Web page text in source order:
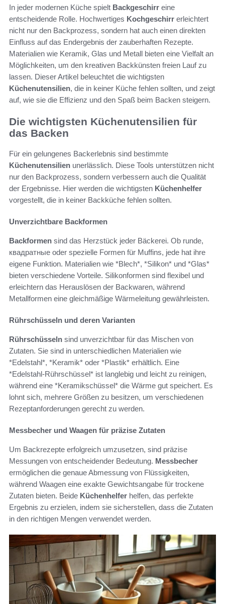
In jeder modernen Küche spielt Backgeschirr eine
entscheidende Rolle. Hochwertiges Kochgeschirr erleichtert
nicht nur den Backprozess, sondern hat auch einen direkten
Einfluss auf das Endergebnis der zauberhaften Rezepte.
Materialien wie Keramik, Glas und Metall bieten eine Vielfalt an
Möglichkeiten, um den kreativen Backkünsten freien Lauf zu
lassen. Dieser Artikel beleuchtet die wichtigsten
Küchenutensilien, die in keiner Küche fehlen sollten, und zeigt
auf, wie sie die Effizienz und den Spaß beim Backen steigern.
Die wichtigsten Küchenutensilien für
das Backen
Für ein gelungenes Backerlebnis sind bestimmte
Küchenutensilien unerlässlich. Diese Tools unterstützen nicht
nur den Backprozess, sondern verbessern auch die Qualität
der Ergebnisse. Hier werden die wichtigsten Küchenhelfer
vorgestellt, die in keiner Backküche fehlen sollten.
Unverzichtbare Backformen
Backformen sind das Herzstück jeder Bäckerei. Ob runde,
квадратные oder spezielle Formen für Muffins, jede hat ihre
eigene Funktion. Materialien wie *Blech*, *Silikon* und *Glas*
bieten verschiedene Vorteile. Silikonformen sind flexibel und
erleichtern das Herauslösen der Backwaren, während
Metallformen eine gleichmäßige Wärmeleitung gewährleisten.
Rührschüsseln und deren Varianten
Rührschüsseln sind unverzichtbar für das Mischen von
Zutaten. Sie sind in unterschiedlichen Materialien wie
*Edelstahl*, *Keramik* oder *Plastik* erhältlich. Eine
*Edelstahl-Rührschüssel* ist langlebig und leicht zu reinigen,
während eine *Keramikschüssel* die Wärme gut speichert. Es
lohnt sich, mehrere Größen zu besitzen, um verschiedenen
Rezeptanforderungen gerecht zu werden.
Messbecher und Waagen für präzise Zutaten
Um Backrezepte erfolgreich umzusetzen, sind präzise
Messungen von entscheidender Bedeutung. Messbecher
ermöglichen die genaue Abmessung von Flüssigkeiten,
während Waagen eine exakte Gewichtsangabe für trockene
Zutaten bieten. Beide Küchenhelfer helfen, das perfekte
Ergebnis zu erzielen, indem sie sicherstellen, dass die Zutaten
in den richtigen Mengen verwendet werden.